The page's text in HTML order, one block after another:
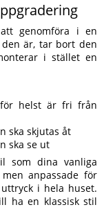
genomföra i en
är, tar bort den
i stället en
helst är fri från
ska skjutas åt
ska se ut
som dina vanliga
anpassade för
i hela huset.
ha en klassisk stil